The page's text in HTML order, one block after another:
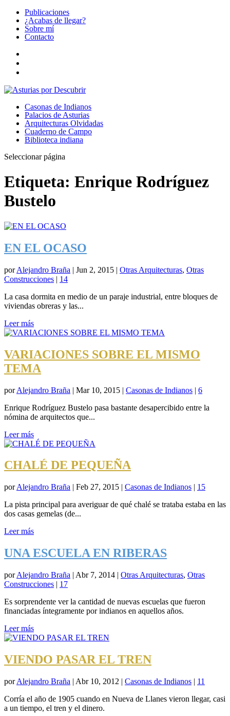
Publicaciones
¿Acabas de llegar?
Sobre mí
Contacto
Casonas de Indianos
Palacios de Asturias
Arquitecturas Olvidadas
Cuaderno de Campo
Biblioteca indiana
Seleccionar página
Etiqueta: Enrique Rodríguez
Bustelo
EN EL OCASO
porAlejandro Braña | Jun 2, 2015 | Otras Arquitecturas, Otras
Construcciones | 14
La casa dormita en medio de un paraje industrial, entre bloques de
viviendas obreras y las...
Leer más
VARIACIONES SOBRE EL MISMO
TEMA
porAlejandro Braña | Mar 10, 2015 | Casonas de Indianos | 6
Enrique Rodríguez Bustelo pasa bastante desapercibido entre la
nómina de arquitectos que...
Leer más
CHALÉ DE PEQUEÑA
porAlejandro Braña | Feb 27, 2015 | Casonas de Indianos | 15
La pista principal para averiguar de qué chalé se trataba estaba en las
dos casas gemelas (de...
Leer más
UNA ESCUELA EN RIBERAS
porAlejandro Braña | Abr 7, 2014 | Otras Arquitecturas, Otras
Construcciones | 17
Es sorprendente ver la cantidad de nuevas escuelas que fueron
financiadas íntegramente por indianos en aquellos años.
Leer más
VIENDO PASAR EL TREN
porAlejandro Braña | Abr 10, 2012 | Casonas de Indianos | 11
Corría el año de 1905 cuando en Nueva de Llanes vieron llegar, casi
a un tiempo, el tren y el dinero.